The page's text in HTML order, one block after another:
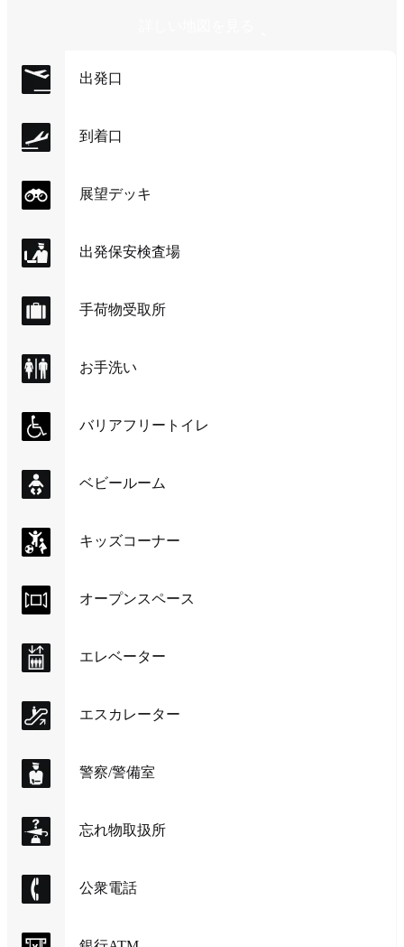
出発口
到着口
展望デッキ
出発保安検査場
手荷物受取所
お手洗い
バリアフリートイレ
ベビールーム
キッズコーナー
オープンスペース
エレベーター
エスカレーター
警察/警備室
忘れ物取扱所
公衆電話